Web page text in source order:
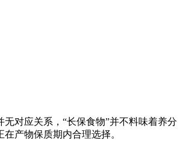
对应关系，“长保食物”并不料味着养分
产物保质期内合理选择。